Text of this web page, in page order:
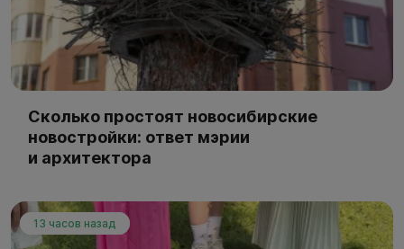
Сколько простоят новосибирские
новостройки: ответ мэрии
и архитектора
13 часов назад